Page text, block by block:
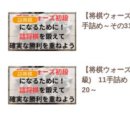
詰将棋
【将棋ウォ
手詰め～その
詰将棋
【将棋ウォー
級) 11手詰め
20～